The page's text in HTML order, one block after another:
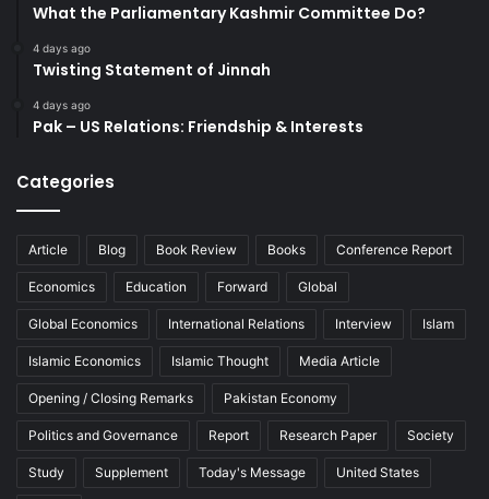
What the Parliamentary Kashmir Committee Do?
4 days ago
Twisting Statement of Jinnah
4 days ago
Pak – US Relations: Friendship & Interests
Categories
Article Blog Book Review Books Conference Report
Economics Education Forward Global
Global Economics International Relations Interview Islam
Islamic Economics Islamic Thought Media Article
Opening / Closing Remarks Pakistan Economy
Politics and Governance Report Research Paper Society
Study Supplement Today's Message United States